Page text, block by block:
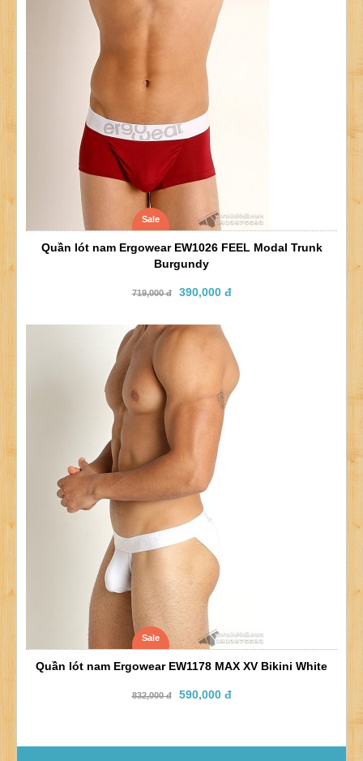
Sale
Quần lót nam Ergowear EW1026 FEEL Modal Trunk
Burgundy
719,000 đ 390,000 đ
Sale
Quần lót nam Ergowear EW1178 MAX XV Bikini White
832,000 đ 590,000 đ